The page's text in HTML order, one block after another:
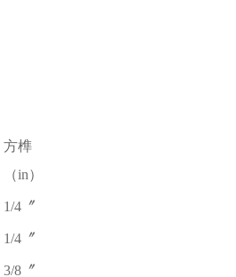
方榫
（in）
1/4〞
1/4〞
3/8〞